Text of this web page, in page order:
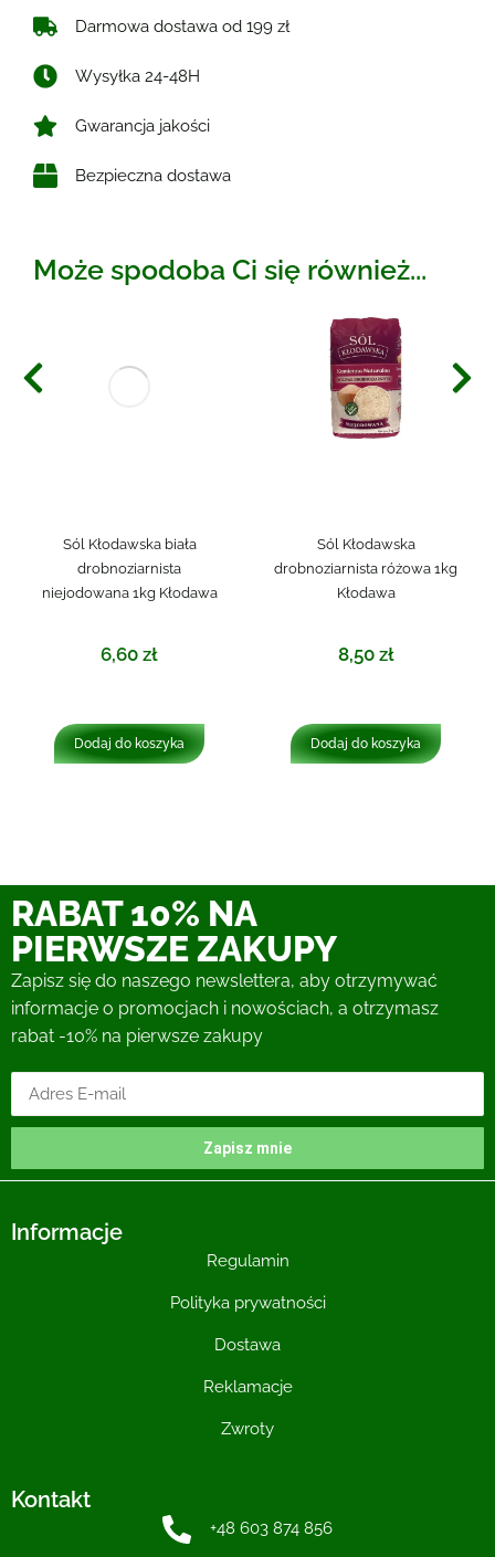
Darmowa dostawa od 199 zł
Wysyłka 24-48H
Gwarancja jakości
Bezpieczna dostawa
Może spodoba Ci się również...
Sól Kłodawska biała
drobnoziarnista
niejodowana 1kg Kłodawa
6,60 zł
Dodaj do koszyka
Sól Kłodawska
drobnoziarnista różowa 1kg
Kłodawa
8,50 zł
Dodaj do koszyka
RABAT 10% NA
PIERWSZE ZAKUPY
Zapisz się do naszego newslettera, aby otrzymywać
informacje o promocjach i nowościach, a otrzymasz
rabat -10% na pierwsze zakupy
Zapisz mnie
Informacje
Regulamin
Polityka prywatności
Dostawa
Reklamacje
Zwroty
Kontakt
+48 603 874 856